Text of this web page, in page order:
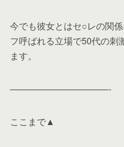
今でも彼女とはセ○レの関
フ呼ばれる立場で50代の刺
ます。
———————————-
ここまで▲